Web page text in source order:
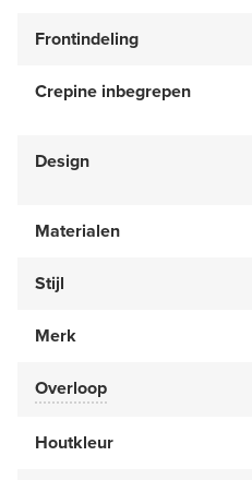
Frontindeling
Crepine inbegrepen
Design
Materialen
Stijl
Merk
Overloop
Houtkleur